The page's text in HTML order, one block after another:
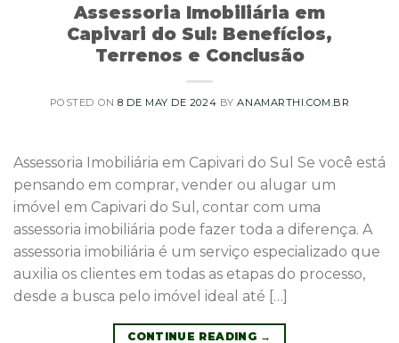
Assessoria Imobiliária em
Capivari do Sul: Benefícios,
Terrenos e Conclusão
POSTED ON8 DE MAY DE 2024 BYANAMARTHI.COM.BR
Assessoria Imobiliária em Capivari do Sul Se você está
pensando em comprar, vender ou alugar um
imóvel em Capivari do Sul, contar com uma
assessoria imobiliária pode fazer toda a diferença. A
assessoria imobiliária é um serviço especializado que
auxilia os clientes em todas as etapas do processo,
desde a busca pelo imóvel ideal até […]
CONTINUE READING →